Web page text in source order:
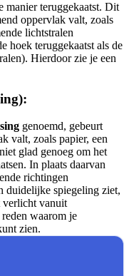
manier teruggekaatst. Dit
oppervlak valt, zoals
lichtstralen
hoek teruggekaatst als de
Hierdoor zie je een
genoemd, gebeurt
valt, zoals papier, een
glad genoeg om het
In plaats daarvan
richtingen
duidelijke spiegeling ziet,
verlicht vanuit
reden waarom je
zien.